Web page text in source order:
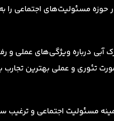
مسئولیت‌های اجتماعی را به
آبی درباره ویژگی‌های عملی و
تئوری و عملی بهترین تجارب
مسئولیت اجتماعی و